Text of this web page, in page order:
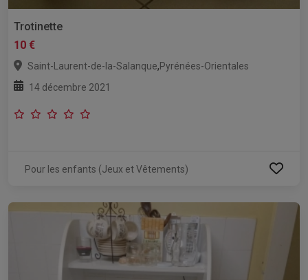
Trotinette
10 €
Saint-Laurent-de-la-Salanque,Pyrénées-Orientales
14 décembre 2021
Pour les enfants (Jeux et Vêtements)